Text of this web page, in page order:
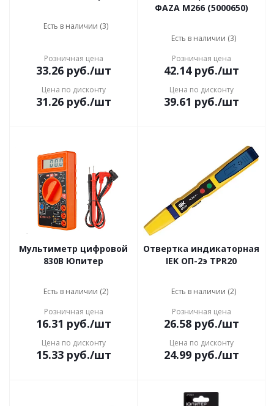
Есть в наличии (3)
Розничная цена
33.26руб./шт
Цена по дисконту
31.26руб./шт
ФАZА M266 (5000650)
Есть в наличии (3)
Розничная цена
42.14руб./шт
Цена по дисконту
39.61 руб./шт
Мультиметр цифровой
830В Юпитер
Есть в наличии (2)
Розничная цена
16.31 руб./шт
Цена по дисконту
15.33руб./шт
Отвертка индикаторная
IEK ОП-2э TPR20
Есть в наличии (2)
Розничная цена
26.58руб./шт
Цена по дисконту
24.99руб./шт